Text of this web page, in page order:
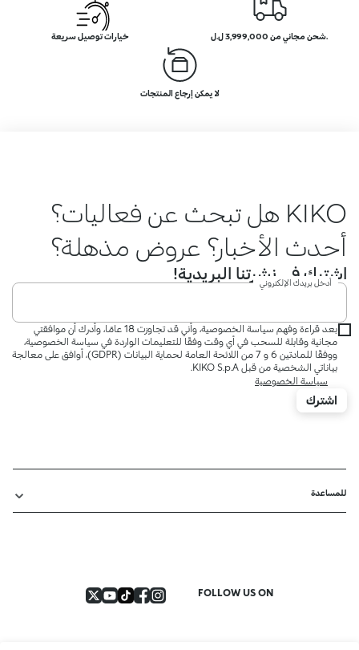
.شحن مجاني من 3,999,000 ل.ل خيارات توصيل سريعة
لا يمكن إرجاع المنتجات
KIKO هل تبحث عن فعاليات؟
أحدث الأخبار؟ عروض مذهلة؟
اشترك في نشرتنا البريدية!
أدخل بريدك الإلكتروني
بعد قراءة وفهم سياسة الخصوصية، وأني قد تجاوزت 18 عامًا، وأدرك أن موافقتي
مجانية وقابلة للسحب في أي وقت وفقًا للتعليمات الواردة في سياسة الخصوصية،
ووفقًا للمادتين 6 و 7 من اللائحة العامة لحماية البيانات (GDPR)، أوافق على معالجة
بياناتي الشخصية من قبل KIKO S.p.A.
سياسة الخصوصية
اشترك
للمساعدة
FOLLOW US ON